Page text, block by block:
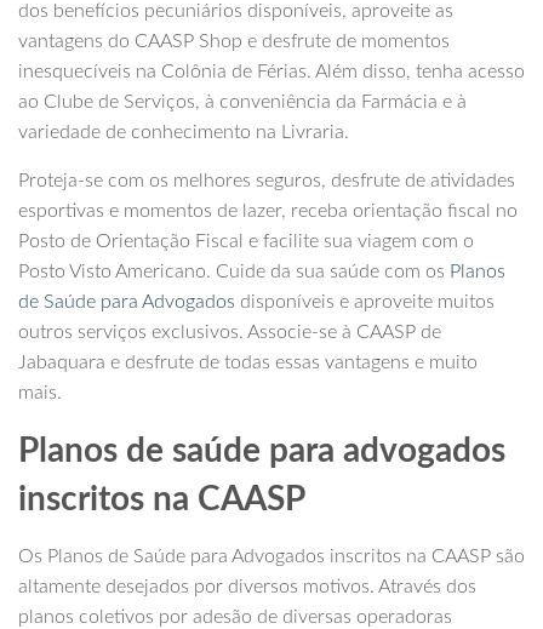
dos benefícios pecuniários disponíveis, aproveite as
vantagens do CAASP Shop e desfrute de momentos
inesquecíveis na Colônia de Férias. Além disso, tenha acesso
ao Clube de Serviços, à conveniência da Farmácia e à
variedade de conhecimento na Livraria.
Proteja-se com os melhores seguros, desfrute de atividades
esportivas e momentos de lazer, receba orientação fiscal no
Posto de Orientação Fiscal e facilite sua viagem com o
Posto Visto Americano. Cuide da sua saúde com os Planos
de Saúde para Advogados disponíveis e aproveite muitos
outros serviços exclusivos. Associe-se à CAASP de
Jabaquara e desfrute de todas essas vantagens e muito
mais.
Planos de saúde para advogados
inscritos na CAASP
Os Planos de Saúde para Advogados inscritos na CAASP são
altamente desejados por diversos motivos. Através dos
planos coletivos por adesão de diversas operadoras